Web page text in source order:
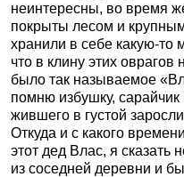
неинтересны, во время
покрыты лесом и
хранили в себе какую-то
что в клину этих оврагов
было так называемое
помню избушку,
жившего в густой
Откуда и с какого
этот дед Влас, я сказать
из соседней деревни и